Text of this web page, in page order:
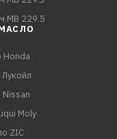
MB 229.5
Honda
Moly
ZIC